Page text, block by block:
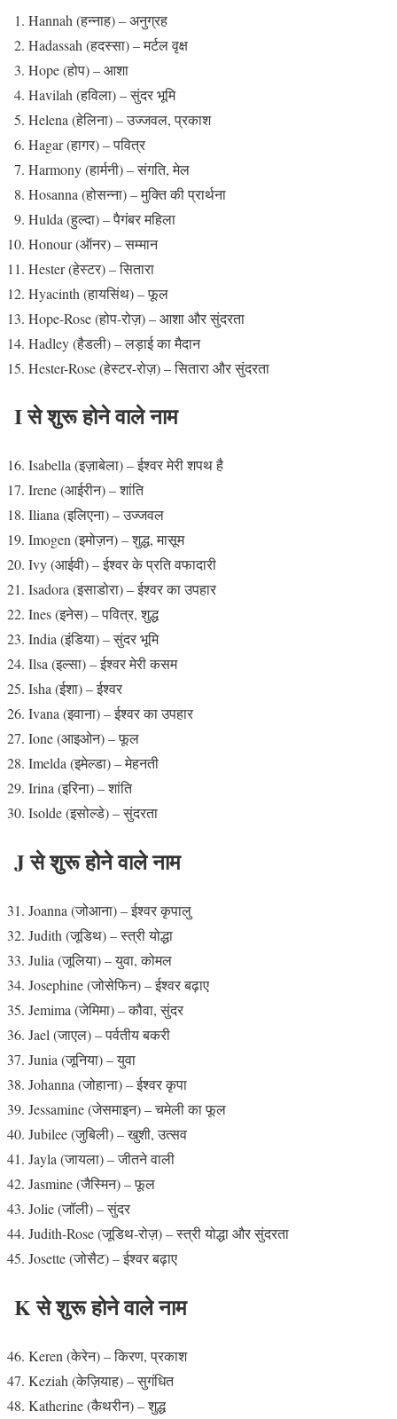
Hannah (हन्नाह) – अनुग्रह
Hadassah (हदस्सा) – मर्टल वृक्ष
Hope (होप) – आशा
Havilah (हविला) – सुंदर भूमि
Helena (हेलिना) – उज्जवल, प्रकाश
Hagar (हागर) – पवित्र
Harmony (हार्मनी) – संगति, मेल
Hosanna (होसन्ना) – मुक्ति की प्रार्थना
Hulda (हुल्दा) – पैगंबर महिला
Honour (ऑनर) – सम्मान
Hester (हेस्टर) – सितारा
Hyacinth (हायसिंथ) – फूल
Hope-Rose (होप-रोज़) – आशा और सुंदरता
Hadley (हैडली) – लड़ाई का मैदान
Hester-Rose (हेस्टर-रोज़) – सितारा और सुंदरता
I से शुरू होने वाले नाम
Isabella (इज़ाबेला) – ईश्वर मेरी शपथ है
Irene (आईरीन) – शांति
Iliana (इलिएना) – उज्जवल
Imogen (इमोज़न) – शुद्ध, मासूम
Ivy (आईवी) – ईश्वर के प्रति वफादारी
Isadora (इसाडोरा) – ईश्वर का उपहार
Ines (इनेस) – पवित्र, शुद्ध
India (इंडिया) – सुंदर भूमि
Ilsa (इल्सा) – ईश्वर मेरी कसम
Isha (ईशा) – ईश्वर
Ivana (इवाना) – ईश्वर का उपहार
Ione (आइओन) – फूल
Imelda (इमेल्डा) – मेहनती
Irina (इरिना) – शांति
Isolde (इसोल्डे) – सुंदरता
J से शुरू होने वाले नाम
Joanna (जोआना) – ईश्वर कृपालु
Judith (जूडिथ) – स्त्री योद्धा
Julia (जूलिया) – युवा, कोमल
Josephine (जोसेफिन) – ईश्वर बढ़ाए
Jemima (जेमिमा) – कौवा, सुंदर
Jael (जाएल) – पर्वतीय बकरी
Junia (जूनिया) – युवा
Johanna (जोहाना) – ईश्वर कृपा
Jessamine (जेसमाइन) – चमेली का फूल
Jubilee (जुबिली) – खुशी, उत्सव
Jayla (जायला) – जीतने वाली
Jasmine (जैस्मिन) – फूल
Jolie (जॉली) – सुंदर
Judith-Rose (जूडिथ-रोज़) – स्त्री योद्धा और सुंदरता
Josette (जोसैट) – ईश्वर बढ़ाए
K से शुरू होने वाले नाम
Keren (केरेन) – किरण, प्रकाश
Keziah (केज़ियाह) – सुगंधित
Katherine (कैथरीन) – शुद्ध